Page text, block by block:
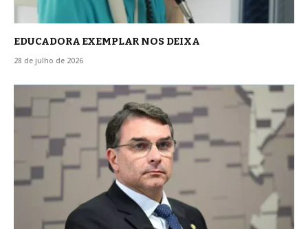
EDUCADORA EXEMPLAR NOS DEIXA
28 de julho de 2026